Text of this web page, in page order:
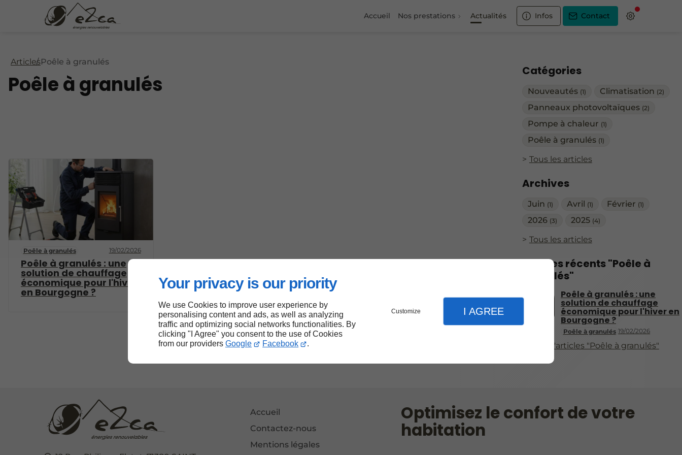
Your privacy is our priority
We use Cookies to improve user experience by
personalising content and ads, as well as analyzing
traffic and optimizing social networks functionalities. By
clicking "I Agree" you consent to the use of Cookies
from our providers Google Facebook .
Customize I AGREE
Accueil Nos prestations Actualités Infos Contact
Catégories
Nouveautés (1) Climatisation (2)
Panneaux photovoltaïques (2)
Pompe à chaleur (1)
Poêle à granulés (1)
Tous les articles
Archives
Juin (1) Avril (1) Février (1)
2026 (3) 2025 (4)
Tous les articles
Articles récents "Poêle à
granulés"
Poêle à granulés 19/02/2026
Poêle à granulés : une
solution de chauffage
économique pour l'hiver en
Bourgogne ?
Plus d'articles "Poêle à granulés"
ArticlesPoêle à granulés
Poêle à granulés
Poêle à granulés 19/02/2026
Poêle à granulés : une
solution de chauffage
économique pour l'hiver
en Bourgogne ?
Accueil
Contactez-nous
Mentions légales
Optimisez le confort de votre
habitation